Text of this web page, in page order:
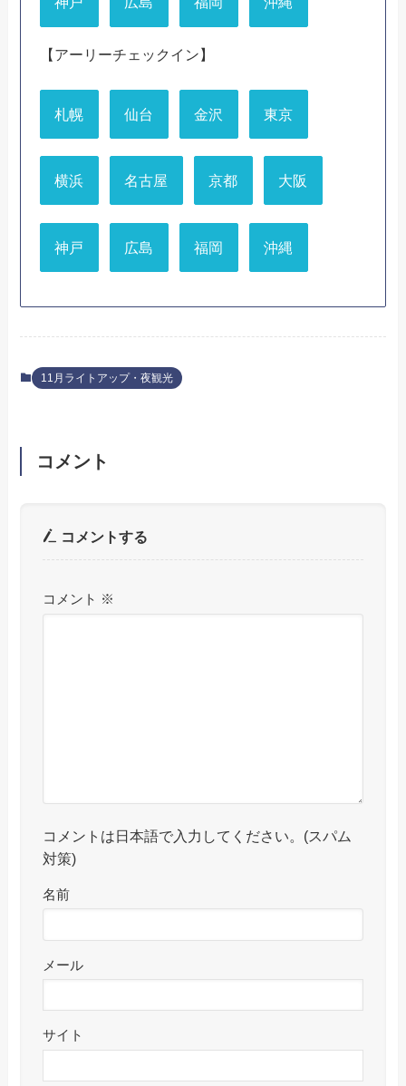
【アーリーチェックイン】
札幌 仙台 金沢 東京
横浜 名古屋 京都 大阪
神戸 広島 福岡 沖縄
11月ライトアップ・夜観光
コメント
コメントする
コメント ※
コメントは日本語で入力してください。(スパム
対策)
名前
メール
サイト